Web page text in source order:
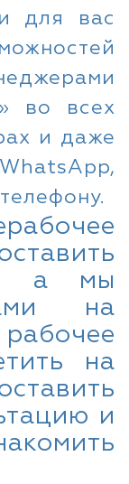
для вас
во всех
и даже
а мы
на
на
и